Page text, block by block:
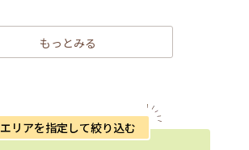
もっとみる
エリアを指定して絞り込む